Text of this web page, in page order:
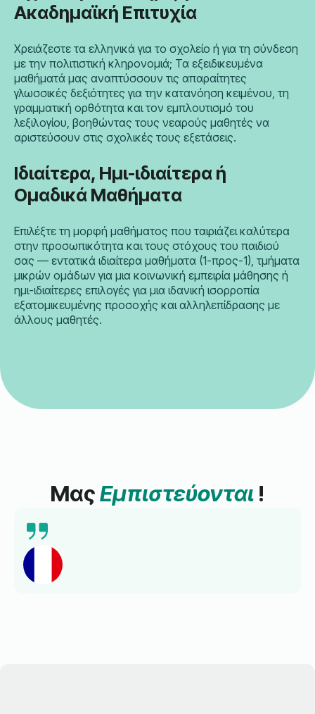
Ακαδημαϊκή Επιτυχία
Χρειάζεστε τα ελληνικά για το σχολείο ή για τη σύνδεση
με την πολιτιστική κληρονομιά; Τα εξειδικευμένα
μαθήματά μας αναπτύσσουν τις απαραίτητες
γλωσσικές δεξιότητες για την κατανόηση κειμένου, τη
γραμματική ορθότητα και τον εμπλουτισμό του
λεξιλογίου, βοηθώντας τους νεαρούς μαθητές να
αριστεύσουν στις σχολικές τους εξετάσεις.
Ιδιαίτερα, Ημι-ιδιαίτερα ή
Ομαδικά Μαθήματα
Επιλέξτε τη μορφή μαθήματος που ταιριάζει καλύτερα
στην προσωπικότητα και τους στόχους του παιδιού
σας — εντατικά ιδιαίτερα μαθήματα (1-προς-1), τμήματα
μικρών ομάδων για μια κοινωνική εμπειρία μάθησης ή
ημι-ιδιαίτερες επιλογές για μια ιδανική ισορροπία
εξατομικευμένης προσοχής και αλληλεπίδρασης με
άλλους μαθητές.
ΜαςΕμπιστεύονται !